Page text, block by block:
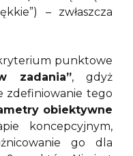
– zwłaszcza
punktowe
zadania”, gdyż
zdefiniowanie tego
obiektywne
koncepcyjnym,
go dla